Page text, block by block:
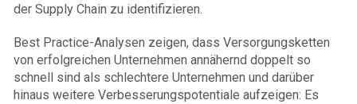
der Supply Chain zu identifizieren.
Best Practice-Analysen zeigen, dass Versorgungsketten
von erfolgreichen Unternehmen annähernd doppelt so
schnell sind als schlechtere Unternehmen und darüber
hinaus weitere Verbesserungs­potentiale aufzeigen: Es